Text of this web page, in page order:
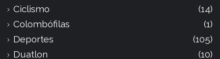
Ciclismo
(14)
Colombófilas
(1)
Deportes
(105)
Duatlon
(10)